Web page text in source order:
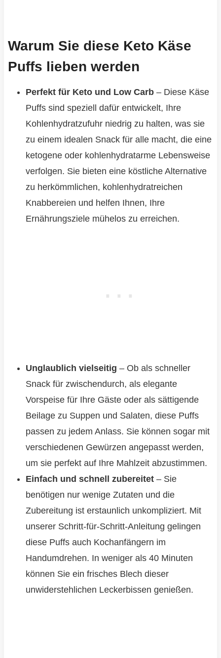
Warum Sie diese Keto Käse
Puffs lieben werden
Perfekt für Keto und Low Carb– Diese Käse
Puffs sind speziell dafür entwickelt, Ihre
Kohlenhydratzufuhr niedrig zu halten, was sie
zu einem idealen Snack für alle macht, die eine
ketogene oder kohlenhydratarme Lebensweise
verfolgen. Sie bieten eine köstliche Alternative
zu herkömmlichen, kohlenhydratreichen
Knabbereien und helfen Ihnen, Ihre
Ernährungsziele mühelos zu erreichen.
Unglaublich vielseitig – Ob als schneller
Snack für zwischendurch, als elegante
Vorspeise für Ihre Gäste oder als sättigende
Beilage zu Suppen und Salaten, diese Puffs
passen zu jedem Anlass. Sie können sogar mit
verschiedenen Gewürzen angepasst werden,
um sie perfekt auf Ihre Mahlzeit abzustimmen.
Einfach und schnell zubereitet– Sie
benötigen nur wenige Zutaten und die
Zubereitung ist erstaunlich unkompliziert. Mit
unserer Schritt-für-Schritt-Anleitung gelingen
diese Puffs auch Kochanfängern im
Handumdrehen. In weniger als 40 Minuten
können Sie ein frisches Blech dieser
unwiderstehlichen Leckerbissen genießen.